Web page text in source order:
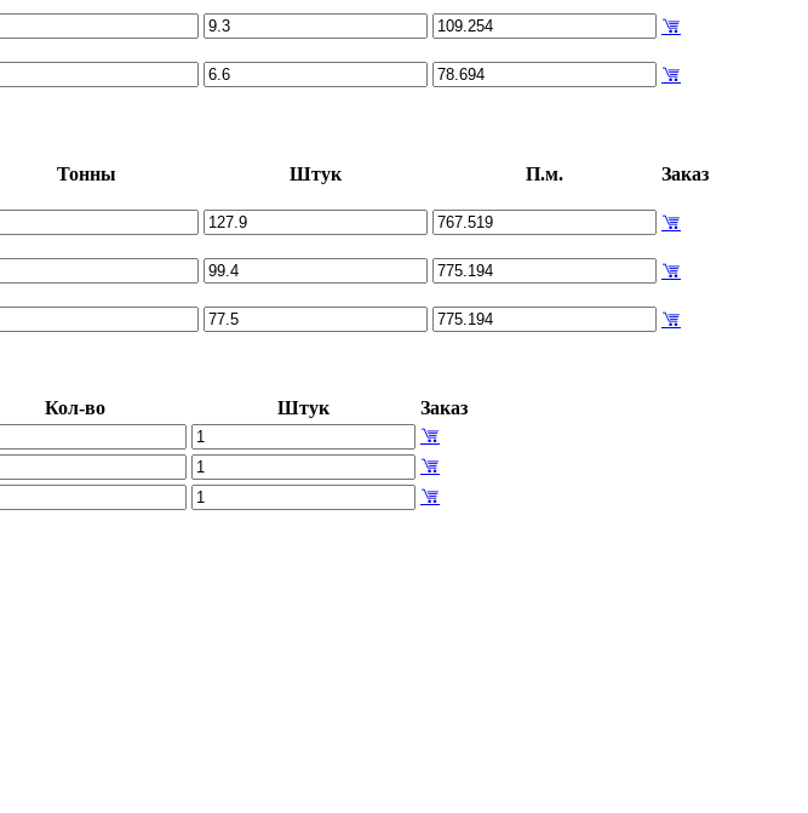
Тонны Штук П.м.
Заказ
Кол-во Штук
Заказ